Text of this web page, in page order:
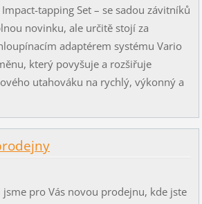
Impact-tapping Set – se sadou závitníků
novinku, ale určitě stojí za
adaptérem systému Vario
který povyšuje a rozšiřuje
utahováku na rychlý, výkonný a
pro Vás novou prodejnu, kde jste